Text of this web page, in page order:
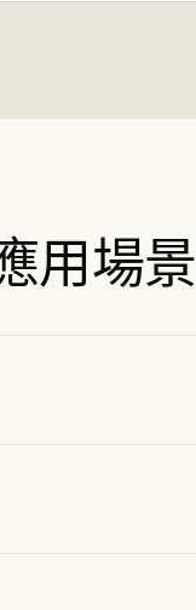
用場景